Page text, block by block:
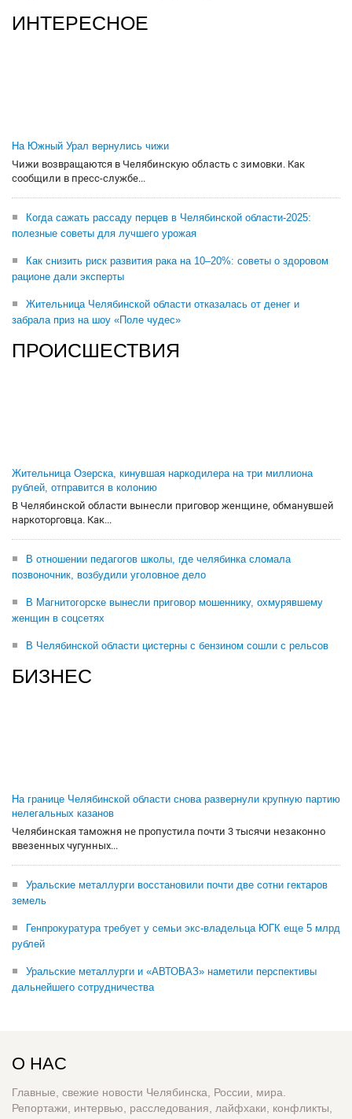
ИНТЕРЕСНОЕ
На Южный Урал вернулись чижи
Чижи возвращаются в Челябинскую область с зимовки. Как
сообщили в пресс-службе...
Когда сажать рассаду перцев в Челябинской области-2025:
полезные советы для лучшего урожая
Как снизить риск развития рака на 10–20%: советы о здоровом
рационе дали эксперты
Жительница Челябинской области отказалась от денег и
забрала приз на шоу «Поле чудес»
ПРОИСШЕСТВИЯ
Жительница Озерска, кинувшая наркодилера на три миллиона
рублей, отправится в колонию
В Челябинской области вынесли приговор женщине, обманувшей
наркоторговца. Как...
В отношении педагогов школы, где челябинка сломала
позвоночник, возбудили уголовное дело
В Магнитогорске вынесли приговор мошеннику, охмурявшему
женщин в соцсетях
В Челябинской области цистерны с бензином сошли с рельсов
БИЗНЕС
На границе Челябинской области снова развернули крупную партию
нелегальных казанов
Челябинская таможня не пропустила почти 3 тысячи незаконно
ввезенных чугунных...
Уральские металлурги восстановили почти две сотни гектаров
земель
Генпрокуратура требует у семьи экс-владельца ЮГК еще 5 млрд
рублей
Уральские металлурги и «АВТОВАЗ» наметили перспективы
дальнейшего сотрудничества
О НАС
Главные, свежие новости Челябинска, России, мира.
Репортажи, интервью, расследования, лайфхаки, конфликты,